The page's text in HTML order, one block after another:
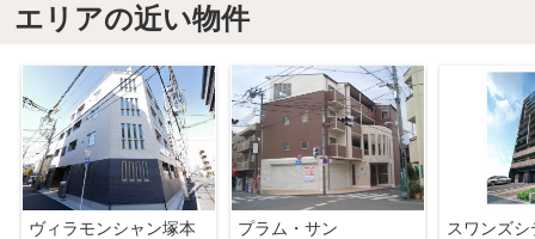
エリアの近い物件
ヴィラモンシャン塚本
プラム・サン